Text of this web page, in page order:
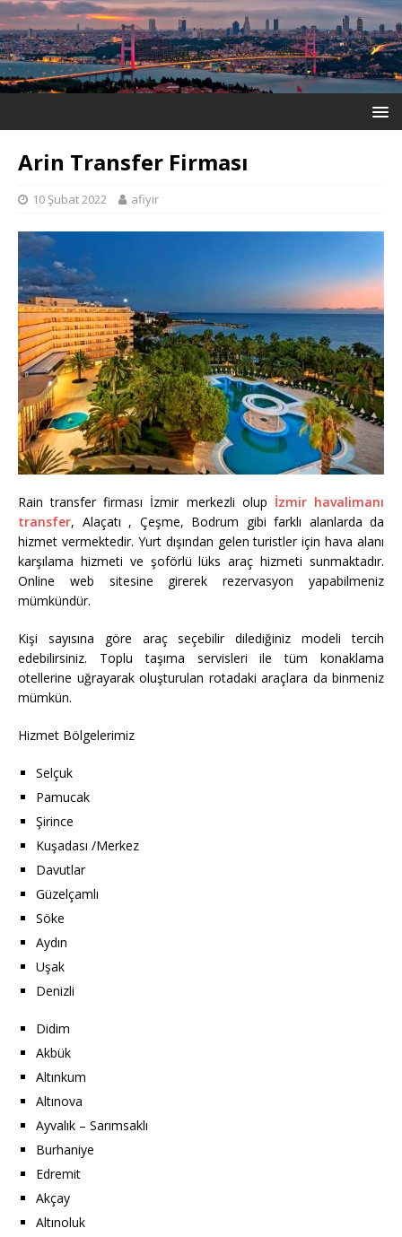
Arin Transfer Firması
10 Şubat 2022 afiyir
Rain transfer firması İzmir merkezli olup İzmir havalimanı
transfer, Alaçatı , Çeşme, Bodrum gibi farklı alanlarda da
hizmet vermektedir. Yurt dışından gelen turistler için hava alanı
karşılama hizmeti ve şoförlü lüks araç hizmeti sunmaktadır.
Online web sitesine girerek rezervasyon yapabilmeniz
mümkündür.
Kişi sayısına göre araç seçebilir dilediğiniz modeli tercih
edebilirsiniz. Toplu taşıma servisleri ile tüm konaklama
otellerine uğrayarak oluşturulan rotadaki araçlara da binmeniz
mümkün.
Hizmet Bölgelerimiz
Selçuk
Pamucak
Şirince
Kuşadası /Merkez
Davutlar
Güzelçamlı
Söke
Aydın
Uşak
Denizli
Didim
Akbük
Altınkum
Altınova
Ayvalık – Sarımsaklı
Burhaniye
Edremit
Akçay
Altınoluk